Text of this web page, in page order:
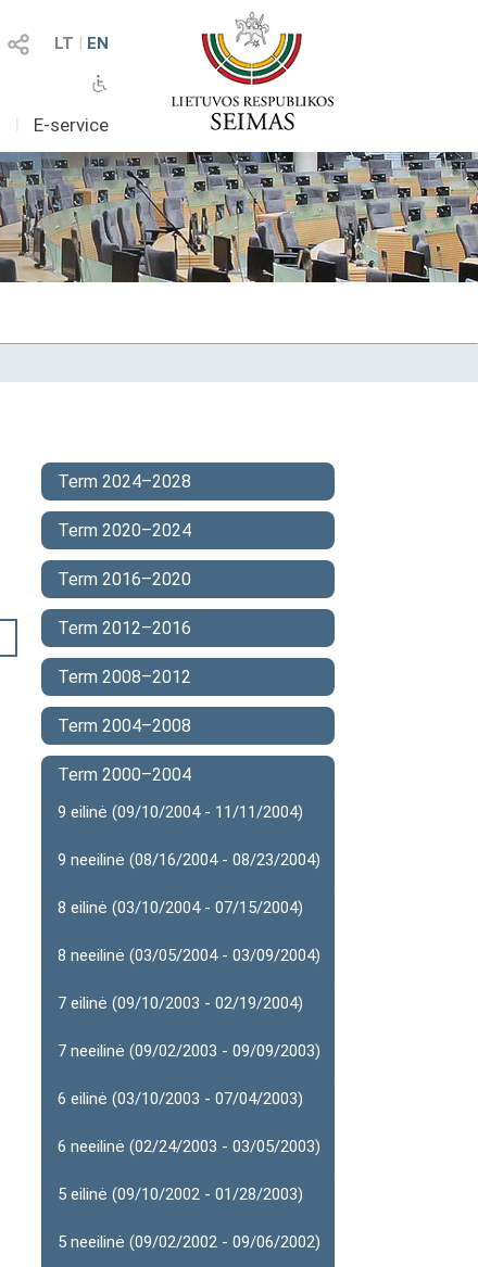
LT I EN
I E-service
Term 2024–2028
Term 2020–2024
Term 2016–2020
Term 2012–2016
Term 2008–2012
Term 2004–2008
Term 2000–2004
9 eilinė (09/10/2004 - 11/11/2004)
9 neeilinė (08/16/2004 - 08/23/2004)
8 eilinė (03/10/2004 - 07/15/2004)
8 neeilinė (03/05/2004 - 03/09/2004)
7 eilinė (09/10/2003 - 02/19/2004)
7 neeilinė (09/02/2003 - 09/09/2003)
6 eilinė (03/10/2003 - 07/04/2003)
6 neeilinė (02/24/2003 - 03/05/2003)
5 eilinė (09/10/2002 - 01/28/2003)
5 neeilinė (09/02/2002 - 09/06/2002)